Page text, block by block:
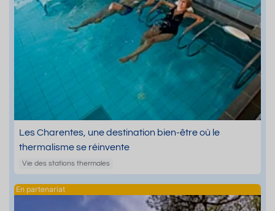
Les Charentes, une destination bien-être où le
thermalisme se réinvente
Vie des stations thermales